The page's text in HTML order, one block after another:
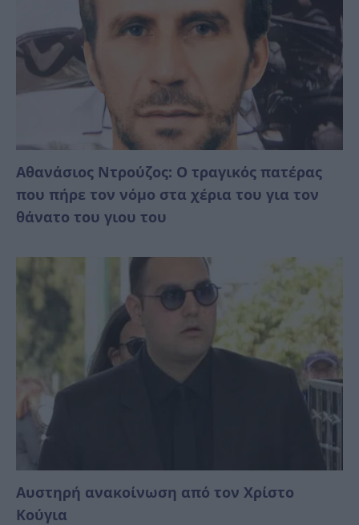
Αθανάσιος Ντρούζος: Ο τραγικός πατέρας
που πήρε τον νόμο στα χέρια του για τον
θάνατο του γιου του
Αυστηρή ανακοίνωση από τον Χρίστο
Κούγια